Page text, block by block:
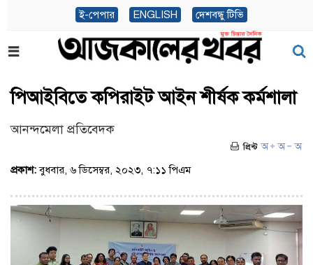
ই-পেপার ENGLISH দেশবন্ধু টিভি
পিআইবিতে কপিরাইট আইন শীর্ষক কর্মশালা
আনন্দমেলা প্রতিবেদক
প্রকাশ:বুধবার, ৬ ডিসেম্বর, ২০২৩, ৭:১১ পিএম